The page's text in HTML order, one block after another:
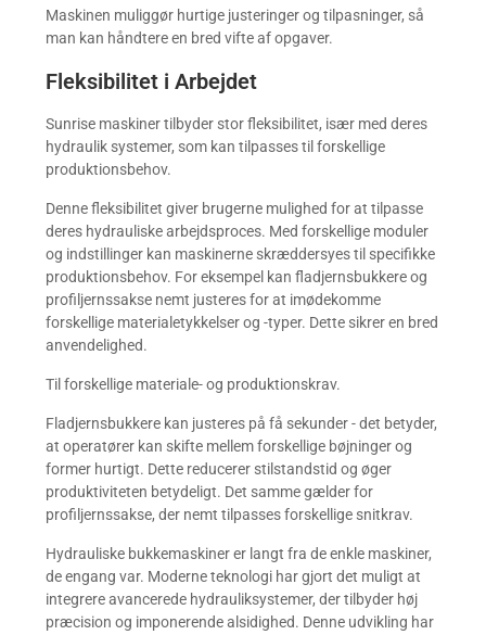
Maskinen muliggør hurtige justeringer og tilpasninger, så
man kan håndtere en bred vifte af opgaver.
Fleksibilitet i Arbejdet
Sunrise maskiner tilbyder stor fleksibilitet, især med deres
hydraulik systemer, som kan tilpasses til forskellige
produktionsbehov.
Denne fleksibilitet giver brugerne mulighed for at tilpasse
deres hydrauliske arbejdsproces. Med forskellige moduler
og indstillinger kan maskinerne skræddersyes til specifikke
produktionsbehov. For eksempel kan fladjernsbukkere og
profiljernssakse nemt justeres for at imødekomme
forskellige materialetykkelser og -typer. Dette sikrer en bred
anvendelighed.
Til forskellige materiale- og produktionskrav.
Fladjernsbukkere kan justeres på få sekunder - det betyder,
at operatører kan skifte mellem forskellige bøjninger og
former hurtigt. Dette reducerer stilstandstid og øger
produktiviteten betydeligt. Det samme gælder for
profiljernssakse, der nemt tilpasses forskellige snitkrav.
Hydrauliske bukkemaskiner er langt fra de enkle maskiner,
de engang var. Moderne teknologi har gjort det muligt at
integrere avancerede hydrauliksystemer, der tilbyder høj
præcision og imponerende alsidighed. Denne udvikling har